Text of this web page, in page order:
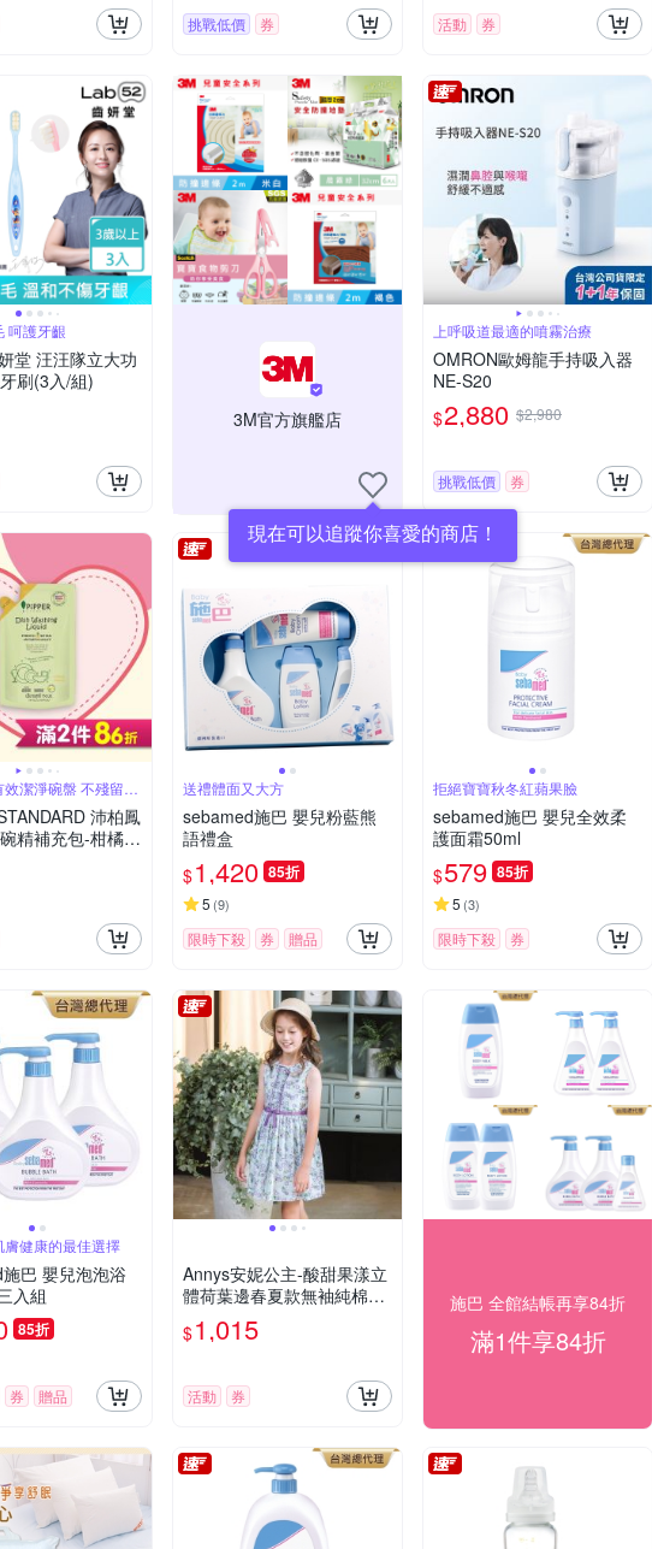
挑戰低價 券 活動 券
呵護牙齦
堂 汪汪隊立大功
刷(3入/組)
3M官方旗艦店
現在可以追蹤你喜愛的商店！
上呼吸道最適的噴霧治療
OMRON歐姆龍手持吸入器
NE-S20
$2,880 $2,980
挑戰低價 券
效潔淨碗盤 不殘留毒
沛柏鳳
精補充包-柑橘 7
送禮體面又大方
sebamed施巴 嬰兒粉藍熊
語禮盒
$1,420 85折
5 (9)
限時下殺 券 贈品
拒絕寶寶秋冬紅蘋果臉
sebamed施巴 嬰兒全效柔
護面霜50ml
$579 85折
5 (3)
限時下殺 券
膚健康的最佳選擇
巴 嬰兒泡泡浴
入組
85折
券 贈品
Annys安妮公主-酸甜果漾立
體荷葉邊春夏款無袖純棉綁
帶洋裝(3308綠色)
$1,015
活動 券
施巴 全館結帳再享84折
滿1件享84折